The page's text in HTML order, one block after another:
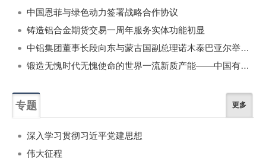
中国恩菲与绿色动力签署战略合作协议
铸造铝合金期货交易一周年服务实体功能初显
中铝集团董事长段向东与蒙古国副总理诺木泰巴亚尔举行会谈
锻造无愧时代无愧使命的世界一流新质产能——中国有色金属工业的战略应对与破局之道（二）
专题 更多
深入学习贯彻习近平党建思想
伟大征程